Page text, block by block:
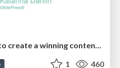
The B2B funnel & how to create a winning content strategy
1 460